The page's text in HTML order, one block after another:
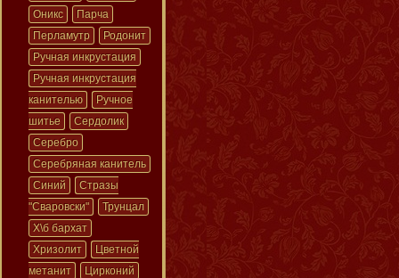
Оникс
Парча
Перламутр
Родонит
Ручная инкрустация
Ручная инкрустация
канителью
Ручное
шитье
Сердолик
Серебро
Серебряная канитель
Синий
Стразы
"Сваровски"
Трунцал
Х\б бархат
Хризолит
Цветной
метанит
Цирконий